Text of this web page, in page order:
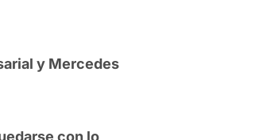
y Mercedes
con lo